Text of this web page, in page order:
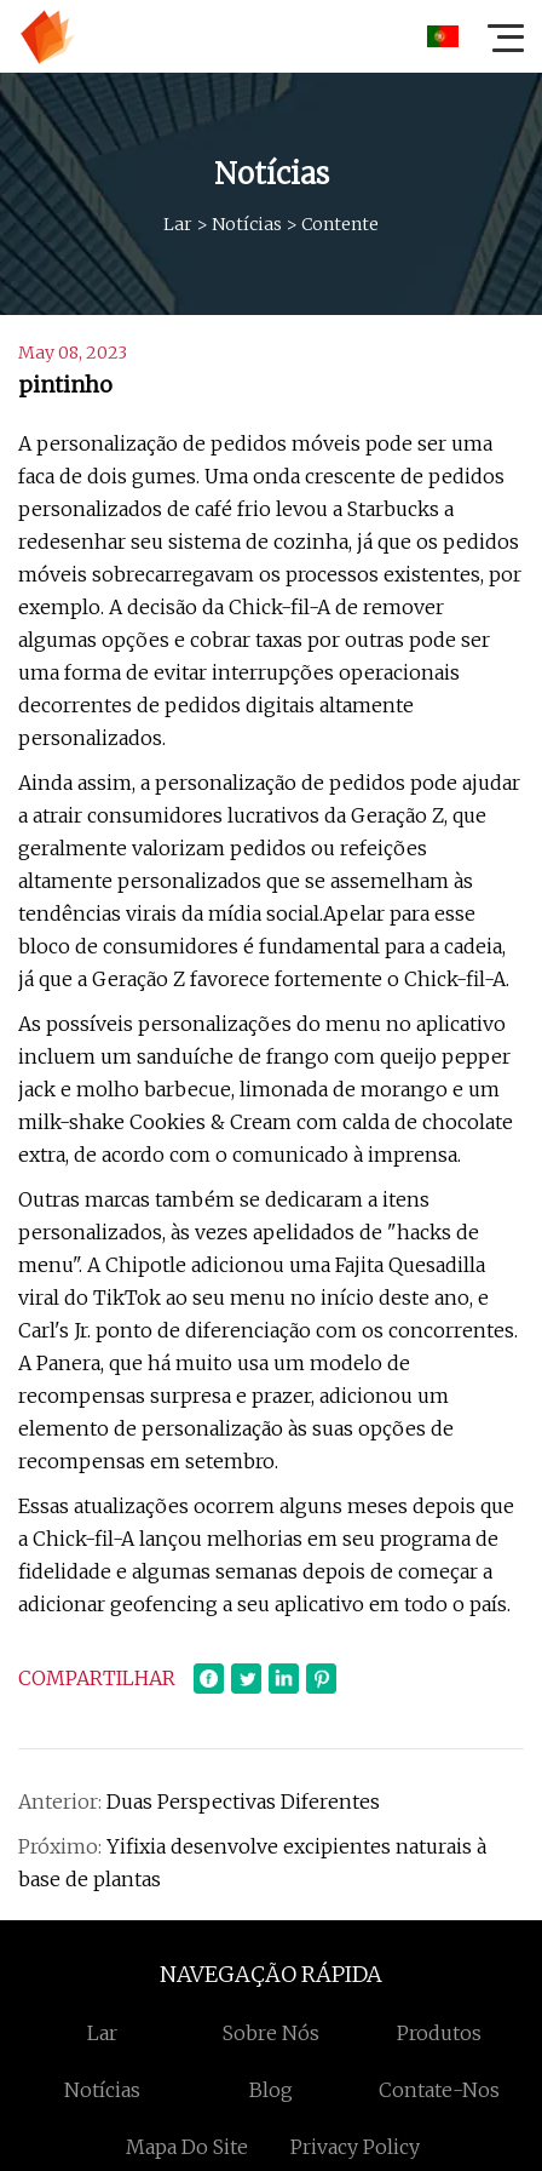
Notícias
Lar > Notícias > Contente
May 08, 2023
pintinho
A personalização de pedidos móveis pode ser uma
faca de dois gumes. Uma onda crescente de pedidos
personalizados de café frio levou a Starbucks a
redesenhar seu sistema de cozinha, já que os pedidos
móveis sobrecarregavam os processos existentes, por
exemplo. A decisão da Chick-fil-A de remover
algumas opções e cobrar taxas por outras pode ser
uma forma de evitar interrupções operacionais
decorrentes de pedidos digitais altamente
personalizados.
Ainda assim, a personalização de pedidos pode ajudar
a atrair consumidores lucrativos da Geração Z, que
geralmente valorizam pedidos ou refeições
altamente personalizados que se assemelham às
tendências virais da mídia social.Apelar para esse
bloco de consumidores é fundamental para a cadeia,
já que a Geração Z favorece fortemente o Chick-fil-A.
As possíveis personalizações do menu no aplicativo
incluem um sanduíche de frango com queijo pepper
jack e molho barbecue, limonada de morango e um
milk-shake Cookies & Cream com calda de chocolate
extra, de acordo com o comunicado à imprensa.
Outras marcas também se dedicaram a itens
personalizados, às vezes apelidados de "hacks de
menu". A Chipotle adicionou uma Fajita Quesadilla
viral do TikTok ao seu menu no início deste ano, e
Carl's Jr. ponto de diferenciação com os concorrentes.
A Panera, que há muito usa um modelo de
recompensas surpresa e prazer, adicionou um
elemento de personalização às suas opções de
recompensas em setembro.
Essas atualizações ocorrem alguns meses depois que
a Chick-fil-A lançou melhorias em seu programa de
fidelidade e algumas semanas depois de começar a
adicionar geofencing a seu aplicativo em todo o país.
COMPARTILHAR
Anterior: Duas Perspectivas Diferentes
Próximo: Yifixia desenvolve excipientes naturais à
base de plantas
NAVEGAÇÃO RÁPIDA
Lar Sobre Nós Produtos
Notícias Blog Contate-Nos
Mapa Do Site Privacy Policy